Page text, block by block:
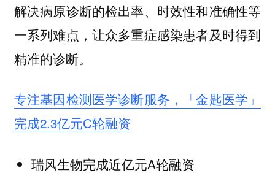
解决病原诊断的检出率、时效性和准确性等
一系列难点，让众多重症感染患者及时得到
精准的诊断。
专注基因检测医学诊断服务，「金匙医学」
完成2.3亿元C轮融资
瑞风生物完成近亿元A轮融资